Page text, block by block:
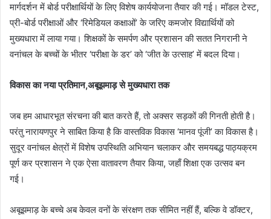
मार्गदर्शन में बोर्ड परीक्षार्थियों के लिए विशेष कार्ययोजना तैयार की गई। मॉडल टेस्ट,
प्री-बोर्ड परीक्षाओं और ‘रिमेडियल कक्षाओं’ के जरिए कमजोर विद्यार्थियों को
मुख्यधारा में लाया गया। शिक्षकों के समर्पण और प्रशासन की सतत निगरानी ने
वनांचल के बच्चों के भीतर ‘परीक्षा के डर’ को ‘जीत के उत्साह’ में बदल दिया।
विकास का नया प्रतिमान,अबूझमाड़ से मुख्यधारा तक
​जब हम आधारभूत संरचना की बात करते हैं, तो अक्सर सड़कों की गिनती होती है।
परंतु नारायणपुर ने साबित किया है कि वास्तविक विकास ‘मानव पूंजी’ का विकास है।
सुदूर वनांचल क्षेत्रों में विशेष उपस्थिति अभियान चलाकर और समयबद्ध पाठ्यक्रम
पूर्ण कर प्रशासन ने एक ऐसा वातावरण तैयार किया, जहाँ शिक्षा एक उत्सव बन
गई।
​अबूझमाड़ के बच्चे अब केवल वनों के संरक्षण तक सीमित नहीं हैं, बल्कि वे डॉक्टर,